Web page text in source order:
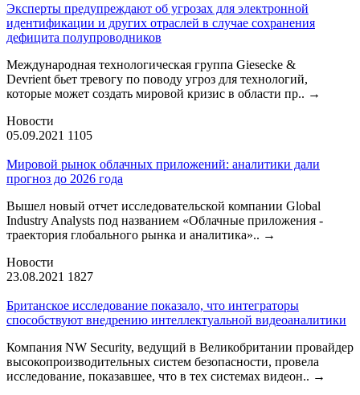
Эксперты предупреждают об угрозах для электронной
идентификации и других отраслей в случае сохранения
дефицита полупроводников
Международная технологическая группа Giesecke &
Devrient бьет тревогу по поводу угроз для технологий,
которые может создать мировой кризис в области пр.. →
Новости
05.09.2021 1105
Мировой рынок облачных приложений: аналитики дали
прогноз до 2026 года
Вышел новый отчет исследовательской компании Global
Industry Analysts под названием «Облачные приложения -
траектория глобального рынка и аналитика».. →
Новости
23.08.2021 1827
Британское исследование показало, что интеграторы
способствуют внедрению интеллектуальной видеоаналитики
Компания NW Security, ведущий в Великобритании провайдер
высокопроизводительных систем безопасности, провела
исследование, показавшее, что в тех системах видеон.. →